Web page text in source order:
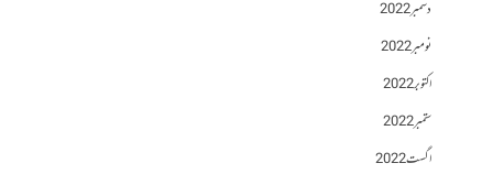
دسمبر 2022
نومبر 2022
اکتوبر 2022
ستمبر 2022
اگست 2022